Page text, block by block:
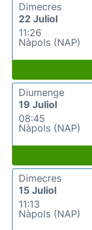
Dimecres
22 Juliol
11:26
Nàpols (NAP)
Diumenge
19 Juliol
08:45
Nàpols (NAP)
Dimecres
15 Juliol
11:13
Nàpols (NAP)